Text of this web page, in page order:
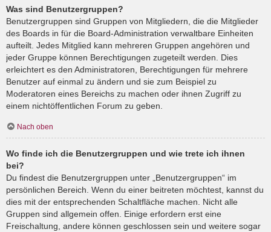
Was sind Benutzergruppen?
Benutzergruppen sind Gruppen von Mitgliedern, die die Mitglieder
des Boards in für die Board-Administration verwaltbare Einheiten
aufteilt. Jedes Mitglied kann mehreren Gruppen angehören und
jeder Gruppe können Berechtigungen zugeteilt werden. Dies
erleichtert es den Administratoren, Berechtigungen für mehrere
Benutzer auf einmal zu ändern und sie zum Beispiel zu
Moderatoren eines Bereichs zu machen oder ihnen Zugriff zu
einem nichtöffentlichen Forum zu geben.
Nach oben
Wo finde ich die Benutzergruppen und wie trete ich ihnen
bei?
Du findest die Benutzergruppen unter „Benutzergruppen“ im
persönlichen Bereich. Wenn du einer beitreten möchtest, kannst du
dies mit der entsprechenden Schaltfläche machen. Nicht alle
Gruppen sind allgemein offen. Einige erfordern erst eine
Freischaltung, andere können geschlossen sein und weitere sogar